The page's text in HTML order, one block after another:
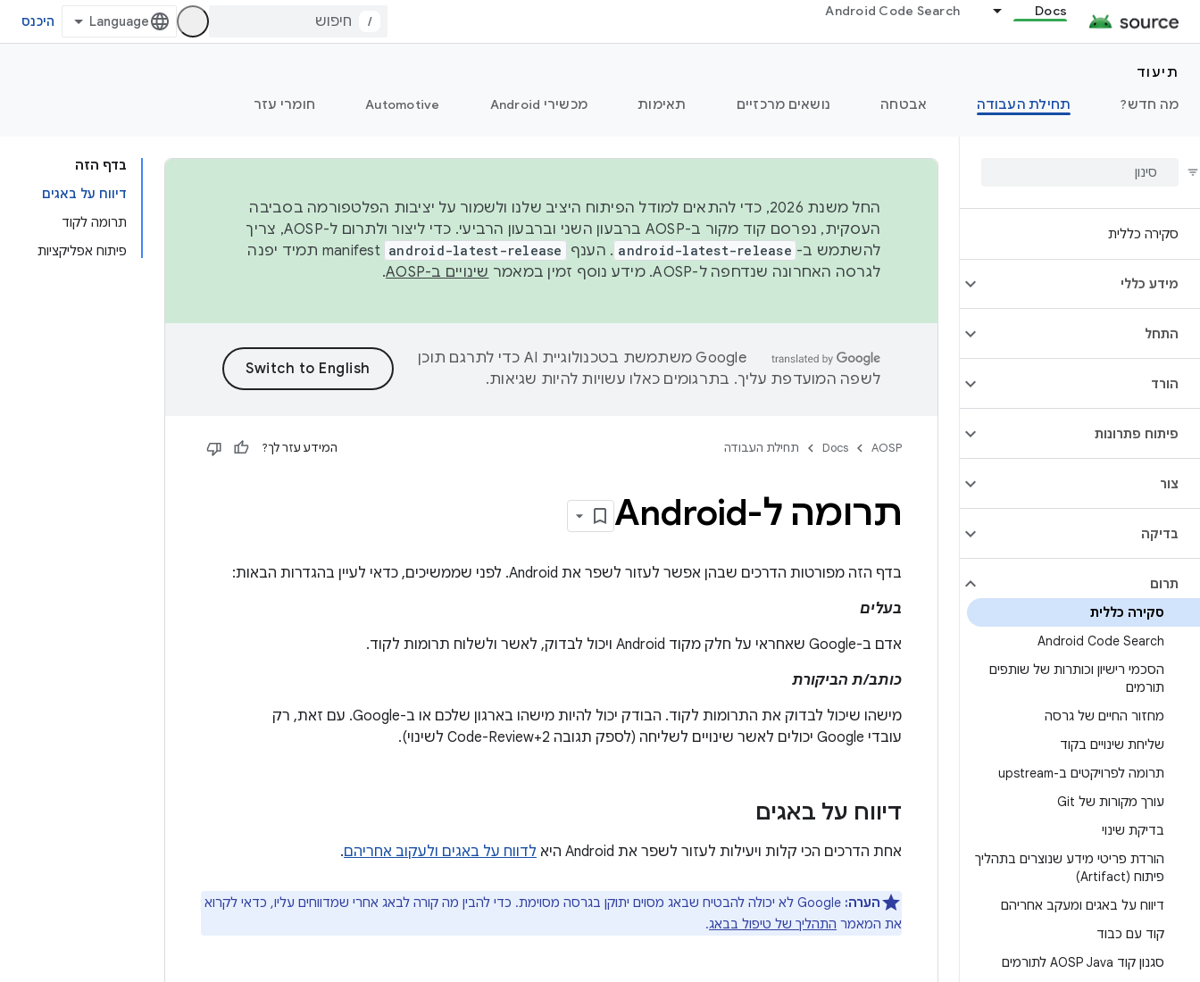
Docs
Android Code Search
/ היכנס
תיעוד
מה חדש?
תחילת העבודה אבטחה נושאים מרכזיים תאימות מכשירי Android Automotive חומרי עזר
סקירה כללית
מידע כללי
התחל
הורד
פיתוח פתרונות
צור
בדיקה
תרום
סקירה כללית
Android Code Search
הסכמי רישיון וכותרות של שותפים
תורמים
מחזור החיים של גרסה
שליחת שינויים בקוד
תרומה לפרויקטים ב-upstream
עורך מקורות של Git
בדיקת שינוי
הורדת פריטי מידע שנוצרים בתהליך
פיתוח (Artifact)
דיווח על באגים ומעקב אחריהם
קוד עם כבוד
סגנון קוד AOSP Java לתורמים
בדף הזה
דיווח על באגים
תרומה לקוד
פיתוח אפליקציות
החל משנת 2026, כדי להתאים למודל הפיתוח היציב שלנו ולשמור על יציבות הפלטפורמה בסביבה
העסקית, נפרסם קוד מקור ב-AOSP ברבעון השני וברבעון הרביעי. כדי ליצור ולתרום ל-AOSP, צריך
להשתמש ב- android-latest-release . הענף android-latest-release
manifest תמיד יפנה
לגרסה האחרונה שנדחפה ל-AOSP. מידע נוסף זמין במאמר
שינויים ב-AOSP .
‫Google משתמשת בטכנולוגיית AI כדי לתרגם תוכן
לשפה המועדפת עליך. בתרגומים כאלו עשויות להיות שגיאות.
AOSP
Docs תחילת העבודה המידע עזר לך?
תרומה ל-Android
בדף הזה מפורטות הדרכים שבהן אפשר לעזור לשפר את Android. לפני שממשיכים, כדאי לעיין בהגדרות הבאות:
בעלים
אדם ב-Google שאחראי על חלק מקוד Android ויכול לבדוק, לאשר ולשלוח תרומות לקוד.
כותב/ת הביקורת
מישהו שיכול לבדוק את התרומות לקוד. הבודק יכול להיות מישהו בארגון שלכם או ב-Google. עם זאת, רק
עובדי Google יכולים לאשר שינויים לשליחה (לספק תגובה Code-Review+2 לשינוי).
דיווח על באגים
אחת הדרכים הכי קלות ויעילות לעזור לשפר את Android היא לדווח על באגים ולעקוב אחריהם.
הערה:
Google לא יכולה להבטיח שבאג מסוים יתוקן בגרסה מסוימת. כדי להבין מה קורה לבאג אחרי שמדווחים עליו, כדאי לקרוא
את המאמר התהליך של טיפול בבאג.